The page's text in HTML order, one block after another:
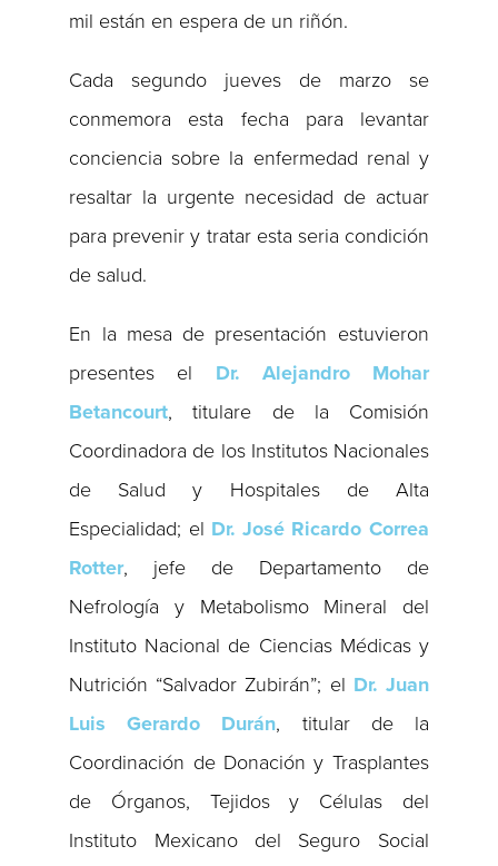
mil están en espera de un riñón.
Cada segundo jueves de marzo se
conmemora esta fecha para levantar
conciencia sobre la enfermedad renal y
resaltar la urgente necesidad de actuar
para prevenir y tratar esta seria condición
de salud.
En la mesa de presentación estuvieron
presentes el Dr. Alejandro Mohar
Betancourt, titulare de la Comisión
Coordinadora de los Institutos Nacionales
de Salud y Hospitales de Alta
Especialidad; el Dr. José Ricardo Correa
Rotter, jefe de Departamento de
Nefrología y Metabolismo Mineral del
Instituto Nacional de Ciencias Médicas y
Nutrición “Salvador Zubirán”; el Dr. Juan
Luis Gerardo Durán, titular de la
Coordinación de Donación y Trasplantes
de Órganos, Tejidos y Células del
Instituto Mexicano del Seguro Social